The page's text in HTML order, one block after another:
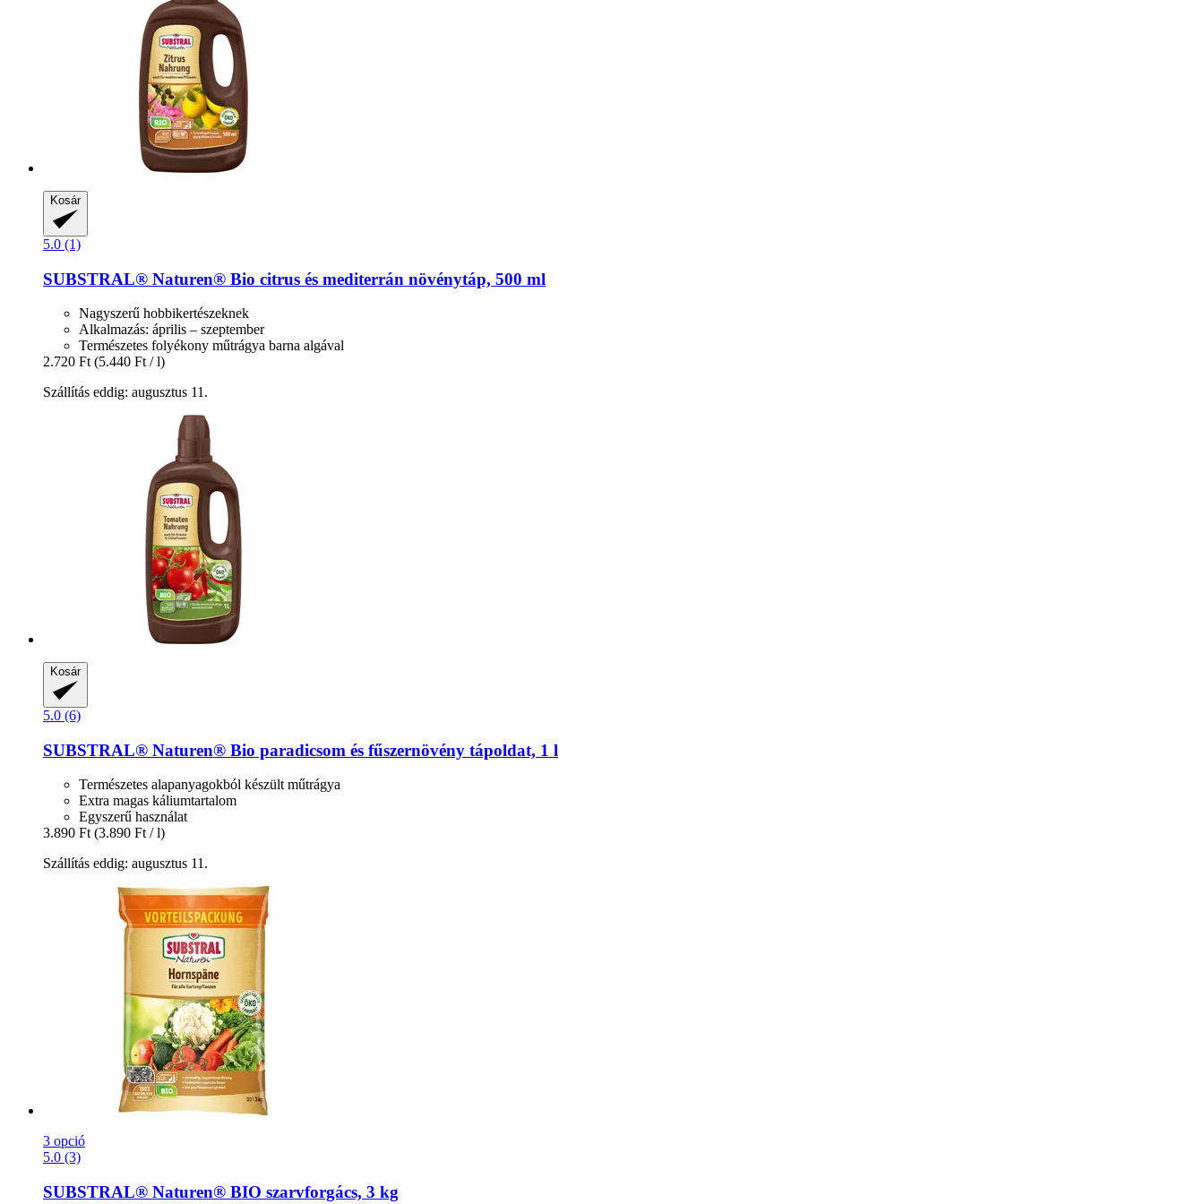
Kosár
5.0 (1)
SUBSTRAL® Naturen® Bio citrus és mediterrán növénytáp, 500 ml
Nagyszerű hobbikertészeknek
Alkalmazás: április – szeptember
Természetes folyékony műtrágya barna algával
2.720 Ft (5.440 Ft / l)
Szállítás eddig: augusztus 11.
Kosár
5.0 (6)
SUBSTRAL® Naturen® Bio paradicsom és fűszernövény tápoldat, 1 l
Természetes alapanyagokból készült műtrágya
Extra magas káliumtartalom
Egyszerű használat
3.890 Ft (3.890 Ft / l)
Szállítás eddig: augusztus 11.
3 opció
5.0 (3)
SUBSTRAL® Naturen® BIO szarvforgács, 3 kg